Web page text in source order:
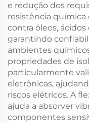
e redução dos
resistência química
contra óleos,
garantindo
ambientes
propriedades de
particularmente
eletrônicas,
riscos elétricos. A
ajuda a absorver
componentes